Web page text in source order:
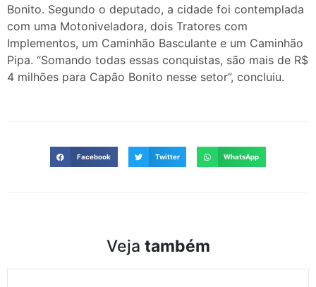
Bonito. Segundo o deputado, a cidade foi contemplada
com uma Motoniveladora, dois Tratores com
Implementos, um Caminhão Basculante e um Caminhão
Pipa. “Somando todas essas conquistas, são mais de R$
4 milhões para Capão Bonito nesse setor”, concluiu.
Facebook Twitter WhatsApp
Veja também